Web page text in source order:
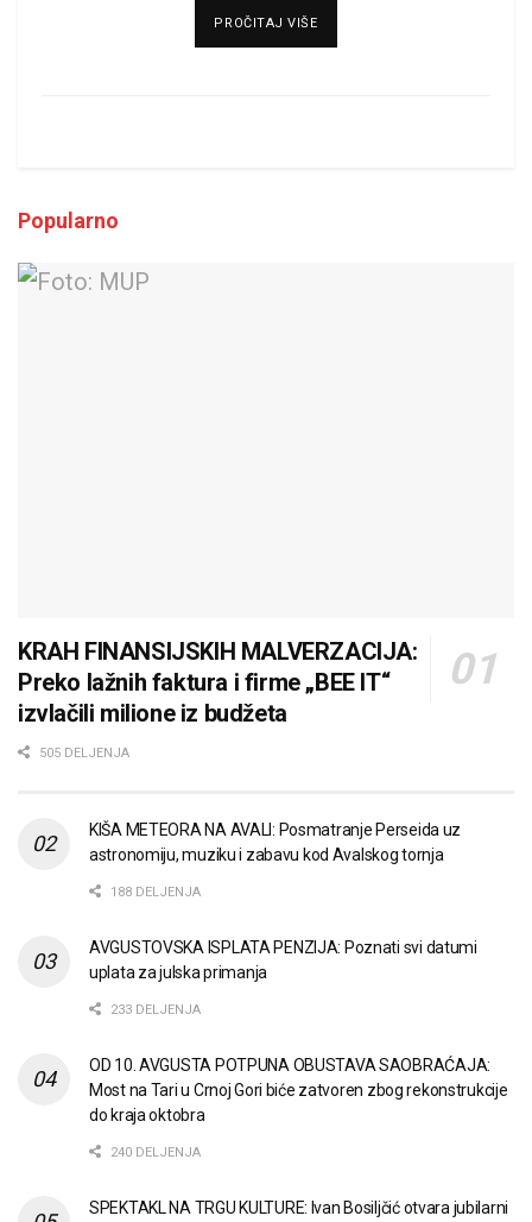
PROČITAJ VIŠEDETAILS
Popularno
KRAH FINANSIJSKIH MALVERZACIJA:
Preko lažnih faktura i firme „BEE IT“
izvlačili milione iz budžeta
505 DELJENJA
KIŠA METEORA NA AVALI: Posmatranje Perseida uz
astronomiju, muziku i zabavu kod Avalskog tornja
188 DELJENJA
AVGUSTOVSKA ISPLATA PENZIJA: Poznati svi datumi
uplata za julska primanja
233 DELJENJA
OD 10. AVGUSTA POTPUNA OBUSTAVA SAOBRAĆAJA:
Most na Tari u Crnoj Gori biće zatvoren zbog rekonstrukcije
do kraja oktobra
240 DELJENJA
SPEKTAKL NA TRGU KULTURE: Ivan Bosiljčić otvara jubilarni